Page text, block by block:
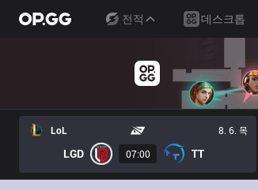
전적 데스크톱
LoL 8. 6. 목
LGD 07:00 TT